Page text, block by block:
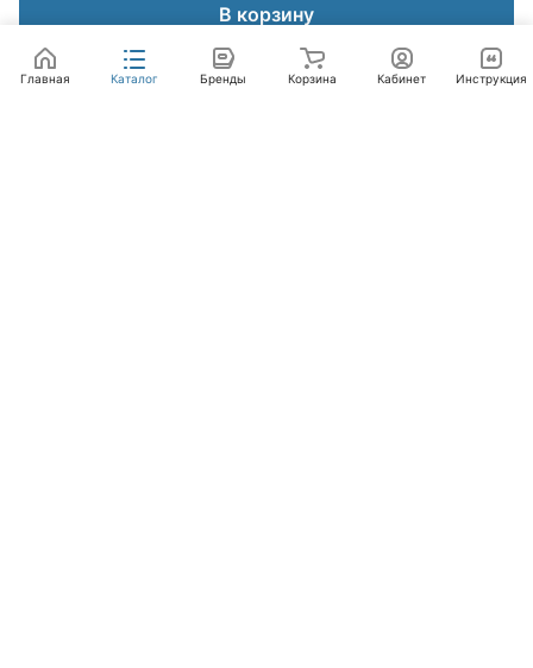
В корзину
Главная Каталог Бренды Корзина Кабинет Инструкция